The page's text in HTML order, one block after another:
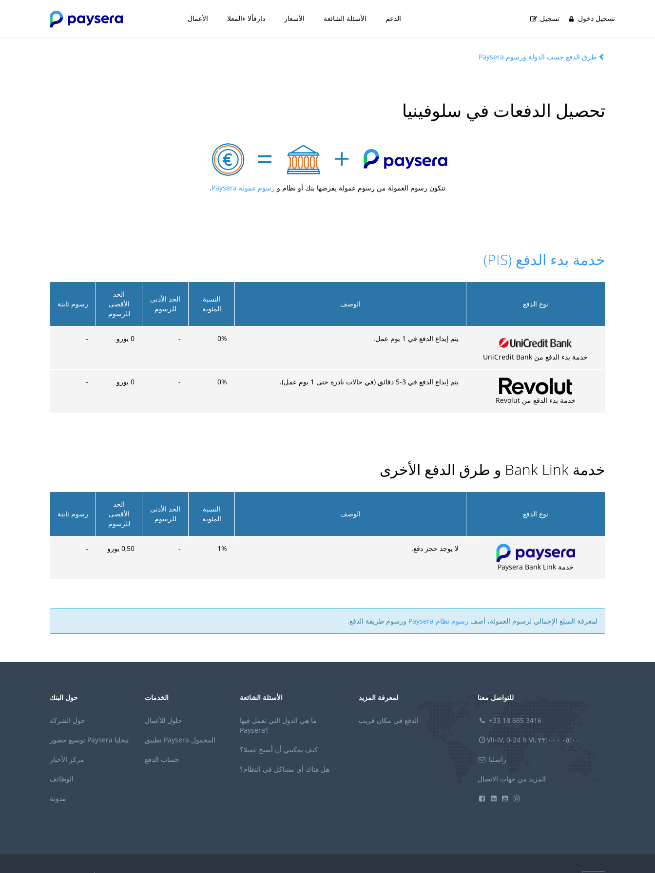
الأعمال دارفألا ءالمعلا الأسعار الأسئلة الشائعة الدعم تسجيل تسجيل دخول
طرق الدفع حسب الدولة ورسوم Paysera
تحصيل الدفعات في سلوفينيا
تتكون رسوم العمولة من رسوم عمولة يفرضها بنك أو نظام و رسوم عمولة Paysera .
خدمة بدء الدفع (PIS)
نوع الدفع الوصف
النسبة
المئوية
الحد الأدنى
للرسوم
الحد
الأقصى
للرسوم
رسوم ثابتة
خدمة بدء الدفع من UniCredit Bank
يتم إيداع الدفع في 1 يوم عمل. 0%
-
0 يورو -
خدمة بدء الدفع من Revolut
يتم إيداع الدفع في 3-5 دقائق (في حالات نادرة حتى 1 يوم عمل). 0%
-
0 يورو -
خدمة Bank Link و طرق الدفع الأخرى
نوع الدفع الوصف
النسبة
المئوية
الحد الأدنى
للرسوم
الحد
الأقصى
للرسوم
رسوم ثابتة
خدمة Paysera Bank Link
لا يوجد حجز دفع. 1%
-
0,50 يورو -
لمعرفة المبلغ الإجمالي لرسوم العمولة، أضف رسوم نظام Paysera ورسوم طريقة الدفع.
حول البنك
حول الشركة
توسيع حضور Paysera محليا
مركز الأخبار
الوظائف
مدونة
الخدمات
حلول للأعمال
تطبيق Paysera المحمول
حساب الدفع
الأسئلة الشائعة
ما هي الدول التي تعمل فيها
Paysera؟
كيف يمكنني أن أصبح عميلا؟
هل هناك أي مشاكل في النظام؟
لمعرفة المزيد
الدفع في مكان قريب
للتواصل معنا
+33 18 665 3416
VII-IV, 0-24 h VI, ٠٥:٠٠ - ٢٣:٠٠
راسلنا
المزيد من جهات الاتصال